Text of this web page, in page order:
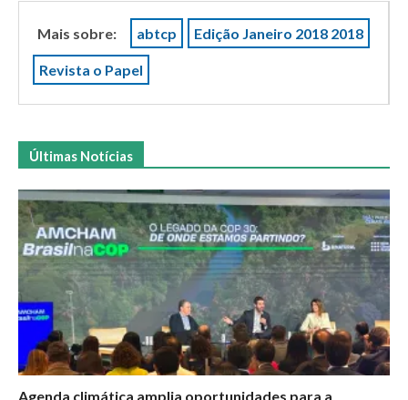
Mais sobre: abtcp Edição Janeiro 2018 2018
Revista o Papel
Últimas Notícias
Agenda climática amplia oportunidades para a